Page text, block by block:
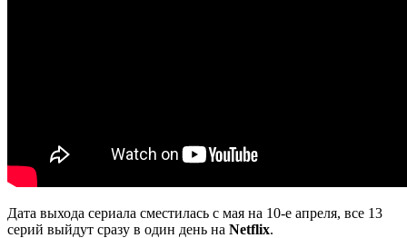
Дата выхода сериала сместилась с мая на 10-е апреля, все 13
серий выйдут сразу в один день на Netflix.